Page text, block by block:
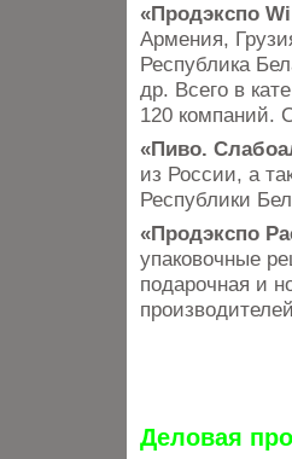
«Продэкспо
Армения,
Республика
др. Всего в
120 компаний.
«Пиво.
из России, а
Республики
«Продэкспо
упаковочные
подарочная и
Деловая